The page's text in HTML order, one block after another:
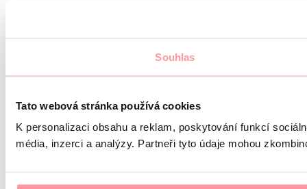
Souhlas
Tato webová stránka používá cookies
K personalizaci obsahu a reklam, poskytování funkcí
média, inzerci a analýzy. Partneři tyto údaje mohou